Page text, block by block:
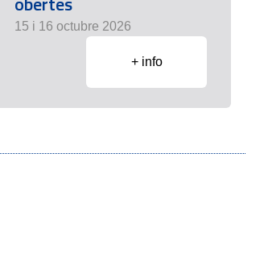
15 i 16 octubre 2026
+ info